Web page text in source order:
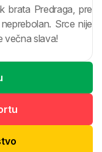
brata Predraga, pre
Srce nije
večna slava!